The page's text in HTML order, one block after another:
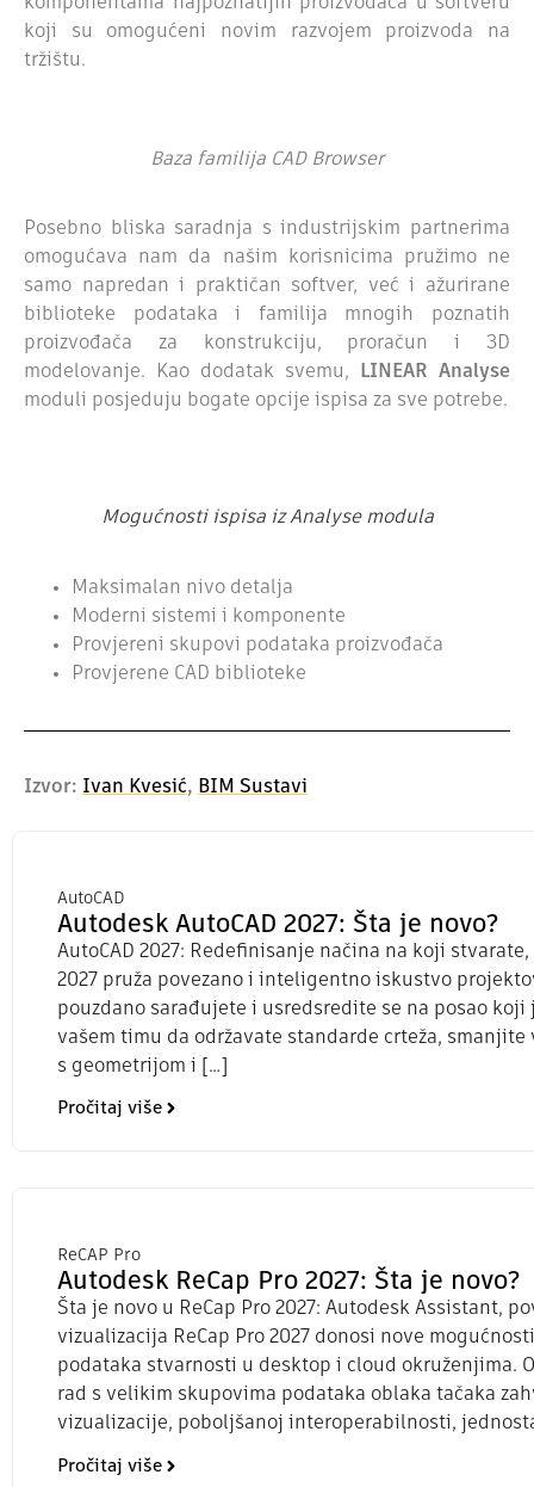
komponentama najpoznatijih proizvođača u softveru
koji su omogućeni novim razvojem proizvoda na
tržištu.
Baza familija CAD Browser
Posebno bliska saradnja s industrijskim partnerima
omogućava nam da našim korisnicima pružimo ne
samo napredan i praktičan softver, već i ažurirane
biblioteke podataka i familija mnogih poznatih
proizvođača za konstrukciju, proračun i 3D
modelovanje.
Kao dodatak svemu,
LINEAR Analyse
moduli posjeduju bogate opcije ispisa za sve potrebe.
Mogućnosti ispisa iz Analyse modula
Maksimalan nivo detalja
Moderni sistemi i komponente
Provjereni skupovi podataka proizvođača
Provjerene CAD biblioteke
Izvor: Ivan Kvesić, BIM Sustavi
AutoCAD
Autodesk AutoCAD 2027: Šta je novo?
AutoCAD 2027: Redefinisanje načina na koji
2027 pruža povezano i inteligentno iskustvo
pouzdano sarađujete i usredsredite se na posao
vašem timu da održavate standarde crteža,
s geometrijom i […]
Pročitaj više
ReCAP Pro
Autodesk ReCap Pro 2027: Šta je novo?
Šta je novo u ReCap Pro 2027: Autodesk Assistant,
vizualizacija ReCap Pro 2027 donosi nove
podataka stvarnosti u desktop i cloud okruženjima.
rad s velikim skupovima podataka oblaka tačaka
vizualizacije, poboljšanoj interoperabilnosti,
Pročitaj više